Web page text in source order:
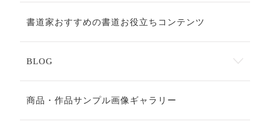
書道家おすすめの書道お役立ちコンテンツ
BLOG
商品・作品サンプル画像ギャラリー